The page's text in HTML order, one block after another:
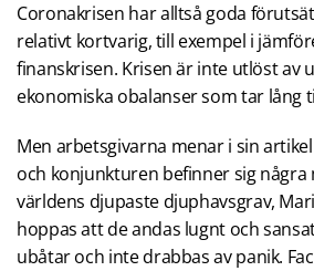
Coronakrisen har alltså goda
relativt kortvarig, till exempel i
finanskrisen. Krisen är inte utlöst av
ekonomiska obalanser som tar lång
Men arbetsgivarna menar i sin
och konjunkturen befinner sig
världens djupaste djuphavsgrav,
hoppas att de andas lugnt och
ubåtar och inte drabbas av panik.